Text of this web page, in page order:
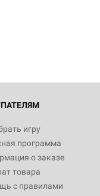
игру
программа
о заказе
товара
с правилами